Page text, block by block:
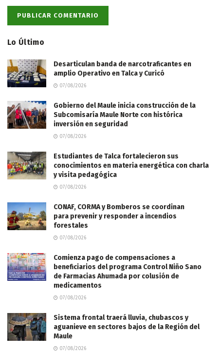
Lo Último
Desarticulan banda de narcotraficantes en
amplio Operativo en Talca y Curicó
07/08/2026
Gobierno del Maule inicia construcción de la
Subcomisaría Maule Norte con histórica
inversión en seguridad
07/08/2026
Estudiantes de Talca fortalecieron sus
conocimientos en materia energética con charla
y visita pedagógica
07/08/2026
CONAF, CORMA y Bomberos se coordinan
para prevenir y responder a incendios
forestales
07/08/2026
Comienza pago de compensaciones a
beneficiarios del programa Control Niño Sano
de Farmacias Ahumada por colusión de
medicamentos
07/08/2026
Sistema frontal traerá lluvia, chubascos y
aguanieve en sectores bajos de la Región del
Maule
07/08/2026